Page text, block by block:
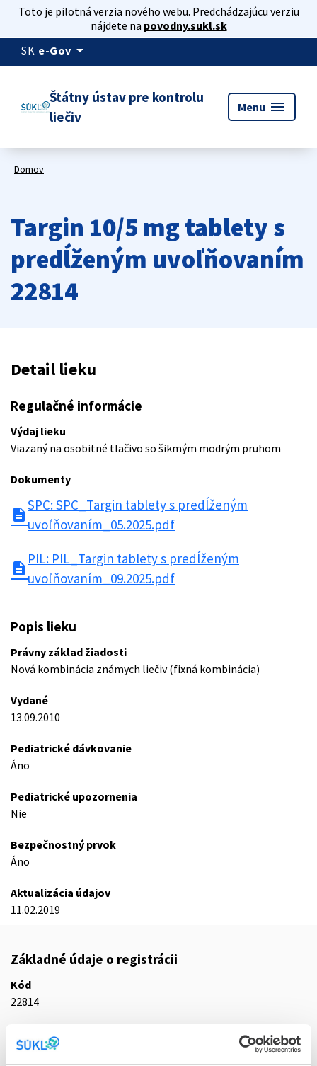
Toto je pilotná verzia nového webu. Predchádzajúcu verziu
nájdete na povodny.sukl.sk
SK e-Gov arrow_drop_down
Štátny ústav pre kontrolu
liečiv
Menu menu
Domov
Targin 10/5 mg tablety s
predĺženým uvoľňovaním
22814
Detail lieku
Regulačné informácie
Výdaj lieku
Viazaný na osobitné tlačivo so šikmým modrým pruhom
Dokumenty
description
SPC: SPC_Targin tablety s predĺženým
uvoľňovaním_05.2025.pdf
description
PIL: PIL_Targin tablety s predĺženým
uvoľňovaním_09.2025.pdf
Popis lieku
Právny základ žiadosti
Nová kombinácia známych liečiv (fixná kombinácia)
Vydané
13.09.2010
Pediatrické dávkovanie
Áno
Pediatrické upozornenia
Nie
Bezpečnostný prvok
Áno
Aktualizácia údajov
11.02.2019
Základné údaje o registrácii
Kód
22814
Registračné číslo
65/0625/10-S